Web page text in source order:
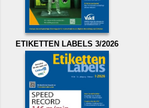
ETIKETTEN LABELS 3/2026